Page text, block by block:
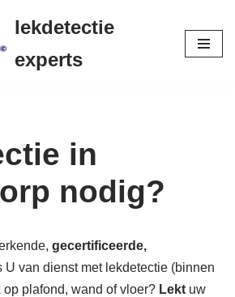
lekdetectie
experts
in
nodig?
gecertificeerde,
U van dienst met lekdetectie (binnen
plafond, wand of vloer? Lekt uw